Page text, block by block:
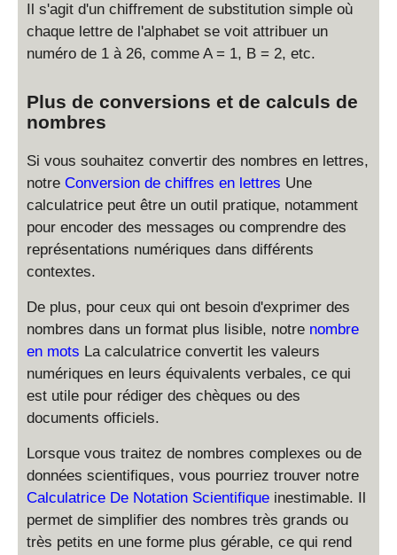
Il s'agit d'un chiffrement de substitution simple où
chaque lettre de l'alphabet se voit attribuer un
numéro de 1 à 26, comme A = 1, B = 2, etc.
Plus de conversions et de calculs de
nombres
Si vous souhaitez convertir des nombres en lettres,
notre Conversion de chiffres en lettres Une
calculatrice peut être un outil pratique, notamment
pour encoder des messages ou comprendre des
représentations numériques dans différents
contextes.
De plus, pour ceux qui ont besoin d'exprimer des
nombres dans un format plus lisible, notre nombre
en mots La calculatrice convertit les valeurs
numériques en leurs équivalents verbales, ce qui
est utile pour rédiger des chèques ou des
documents officiels.
Lorsque vous traitez de nombres complexes ou de
données scientifiques, vous pourriez trouver notre
Calculatrice De Notation Scientifique inestimable. Il
permet de simplifier des nombres très grands ou
très petits en une forme plus gérable, ce qui rend